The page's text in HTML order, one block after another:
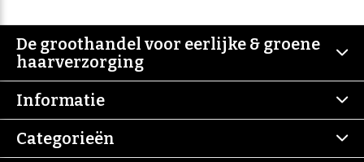
De groothandel voor eerlijke & groene
haarverzorging
Informatie
Categorieën